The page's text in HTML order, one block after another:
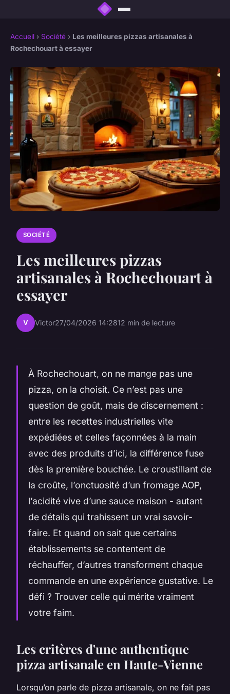
Accueil › Société › Les meilleures pizzas artisanales à
Rochechouart à essayer
SOCIÉTÉ
Les meilleures pizzas
artisanales à Rochechouart à
essayer
V Victor27/04/2026 14:2812 min de lecture
À Rochechouart, on ne mange pas une
pizza, on la choisit. Ce n’est pas une
question de goût, mais de discernement :
entre les recettes industrielles vite
expédiées et celles façonnées à la main
avec des produits d’ici, la différence fuse
dès la première bouchée. Le croustillant de
la croûte, l’onctuosité d’un fromage AOP,
l’acidité vive d’une sauce maison - autant
de détails qui trahissent un vrai savoir-
faire. Et quand on sait que certains
établissements se contentent de
réchauffer, d’autres transforment chaque
commande en une expérience gustative. Le
défi ? Trouver celle qui mérite vraiment
votre faim.
Les critères d'une authentique
pizza artisanale en Haute-Vienne
Lorsqu’on parle de pizza artisanale, on ne fait pas